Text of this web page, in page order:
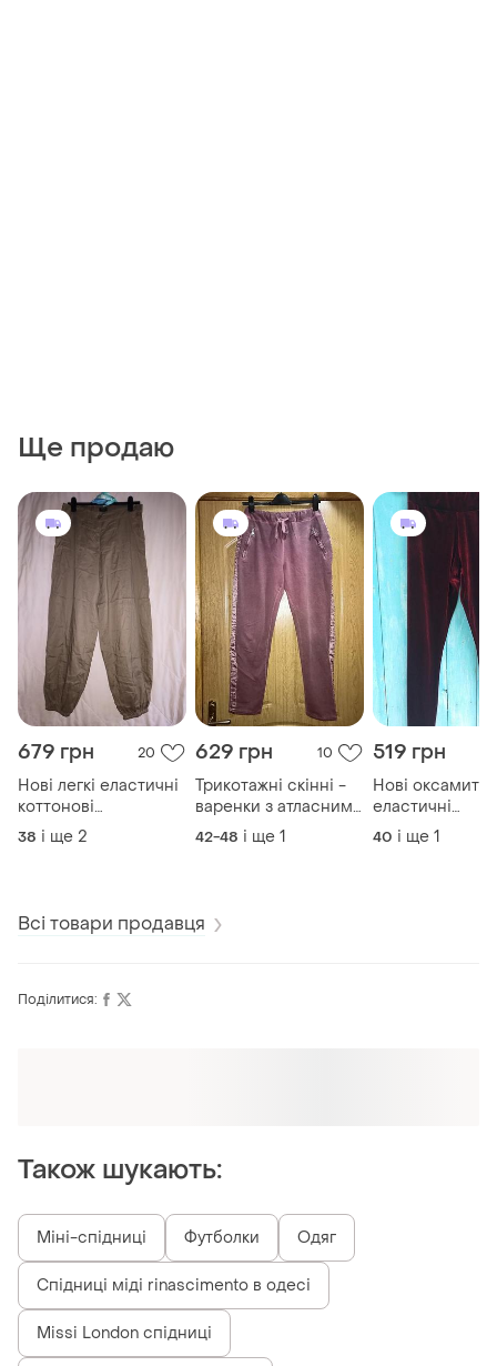
Ще продаю
679 грн 20
Нові легкі еластичні
коттонові
джоггеры,шаровари
в стилі бохо,40-
38 і ще 2
629 грн 10
Трикотажні скінні -
варенки з атласними
лампасами
,двунитка, 42-
42-48 і ще 1
519 грн
Нові
еластичні
лосини,s,m
,40-48разм
40 і ще 1
Всі товари продавця
Поділитися:
Також шукають:
Міні-спідниці Футболки Одяг
Спідниці міді rinascimento в одесі
Missi London спідниці